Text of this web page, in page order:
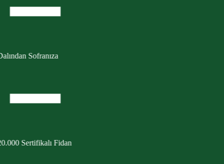
Sofranıza
Sertifikalı Fidan